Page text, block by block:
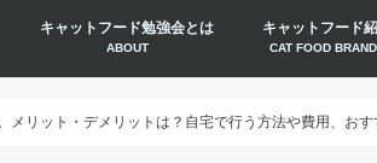
キャットフード勉強会とは
ABOUT
キャットフード
CAT FOOD
メリット・デメリットは？自宅で行う方法や費用、おす